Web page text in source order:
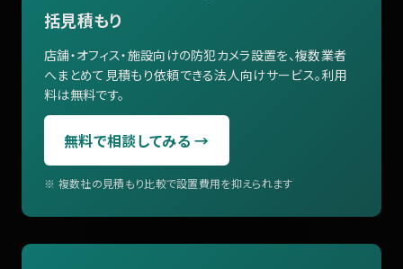
括見積もり
店舗・オフィス・施設向けの防犯カメラ設置を、複数業者
へまとめて見積もり依頼できる法人向けサービス。利用
料は無料です。
無料で相談してみる →
※ 複数社の見積もり比較で設置費用を抑えられます